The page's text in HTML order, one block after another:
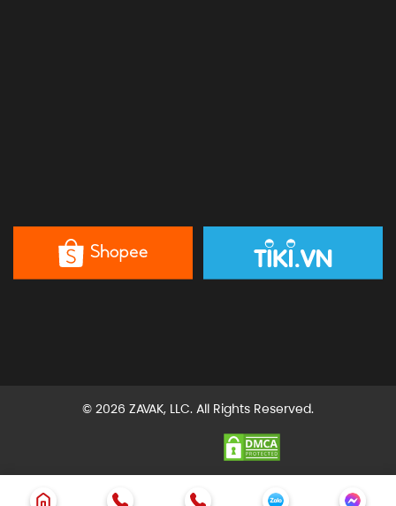
© 2026 ZAVAK, LLC. All Rights Reserved.